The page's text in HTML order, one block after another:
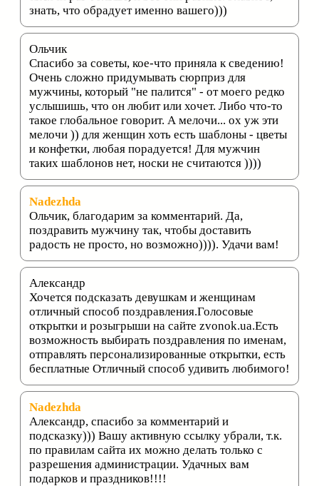
знать, что обрадует именно вашего)))
Ольчик
Спасибо за советы, кое-что приняла к сведению!
Очень сложно придумывать сюрприз для
мужчины, который "не палится" - от моего редко
услышишь, что он любит или хочет. Либо что-то
такое глобальное говорит. А мелочи... ох уж эти
мелочи )) для женщин хоть есть шаблоны - цветы
и конфетки, любая порадуется! Для мужчин
таких шаблонов нет, носки не считаются ))))
Nadezhda
Ольчик, благодарим за комментарий. Да,
поздравить мужчину так, чтобы доставить
радость не просто, но возможно)))). Удачи вам!
Александр
Хочется подсказать девушкам и женщинам
отличный способ поздравления.Голосовые
открытки и розыгрыши на сайте zvonok.ua.Есть
возможность выбирать поздравления по именам,
отправлять персонализированные открытки, есть
бесплатные Отличный способ удивить любимого!
Nadezhda
Александр, спасибо за комментарий и
подсказку))) Вашу активную ссылку убрали, т.к.
по правилам сайта их можно делать только с
разрешения администрации. Удачных вам
подарков и праздников!!!!